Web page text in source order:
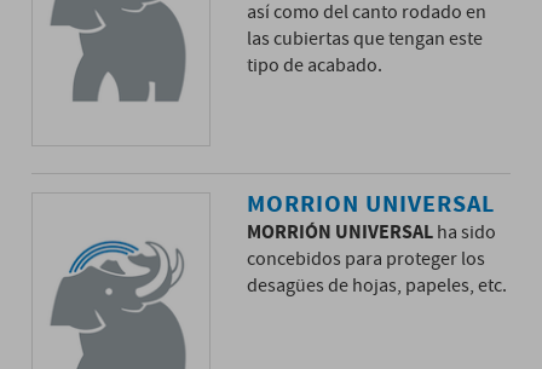
así como del canto rodado en
las cubiertas que tengan este
tipo de acabado.
MORRION UNIVERSAL
MORRIÓN UNIVERSALha sido
concebidos para proteger los
desagües de hojas, papeles, etc.